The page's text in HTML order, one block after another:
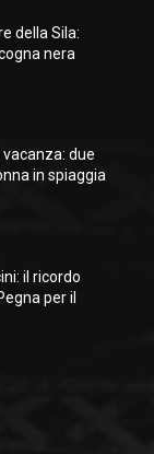
della Sila:
nera
due
in spiaggia
il ricordo
per il